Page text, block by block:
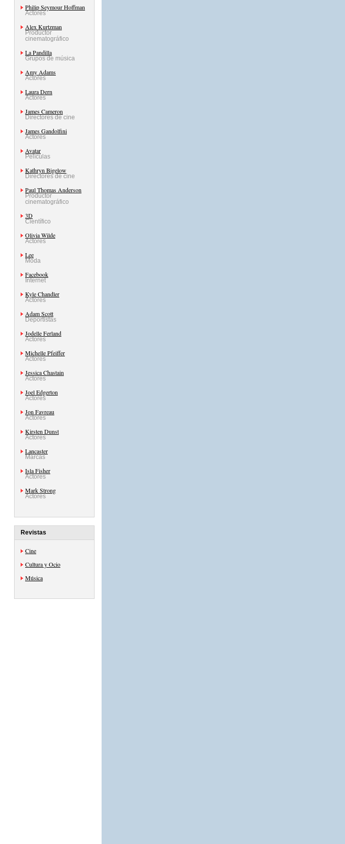
Philip Seymour Hoffman
Actores
Alex Kurtzman
Productor
cinematográfico
La Pandilla
Grupos de música
Amy Adams
Actores
Laura Dern
Actores
James Cameron
Directores de cine
James Gandolfini
Actores
Avatar
Películas
Kathryn Bigelow
Directores de cine
Paul Thomas Anderson
Productor
cinematográfico
3D
Científico
Olivia Wilde
Actores
Lee
Moda
Facebook
Internet
Kyle Chandler
Actores
Adam Scott
Deportistas
Jodelle Ferland
Actores
Michelle Pfeiffer
Actores
Jessica Chastain
Actores
Joel Edgerton
Actores
Jon Favreau
Actores
Kirsten Dunst
Actores
Lancaster
Marcas
Isla Fisher
Actores
Mark Strong
Actores
Revistas
Cine
Cultura y Ocio
Música